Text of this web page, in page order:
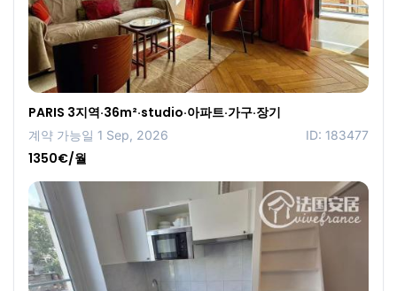
PARIS 3지역·36m²·studio·아파트·가구·장기
계약 가능일 1 Sep, 2026 ID: 183477
1350€/월